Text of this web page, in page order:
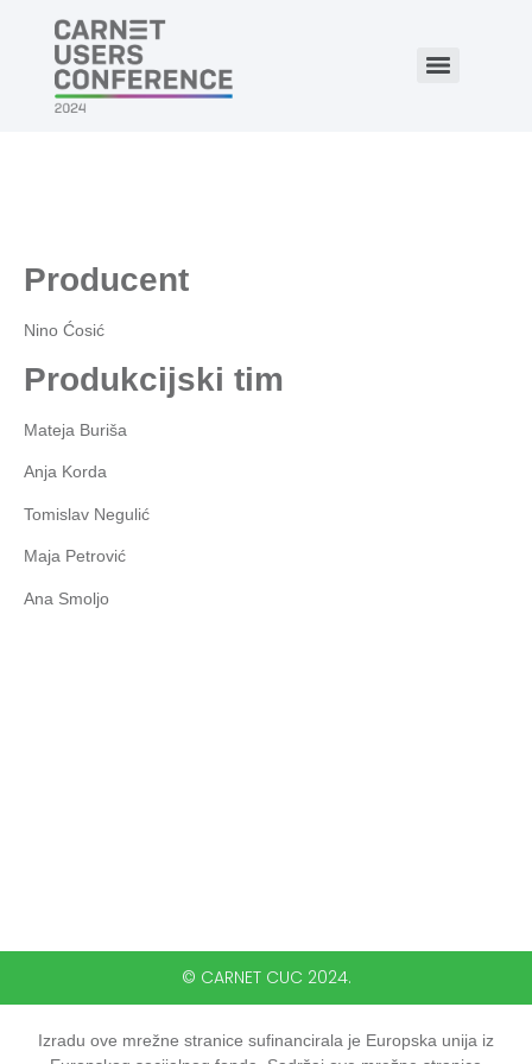
Producent
Nino Ćosić
Produkcijski tim
Mateja Buriša
Anja Korda
Tomislav Negulić
Maja Petrović
Ana Smoljo
© CARNET CUC 2024.
Izradu ove mrežne stranice sufinancirala je Europska unija iz